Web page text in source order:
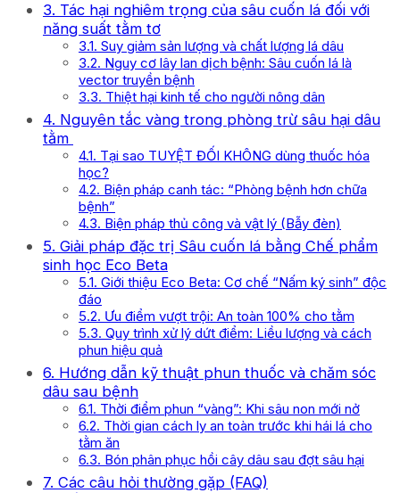
3. Tác hại nghiêm trọng của sâu cuốn lá đối với
năng suất tằm tơ
3.1. Suy giảm sản lượng và chất lượng lá dâu
3.2. Nguy cơ lây lan dịch bệnh: Sâu cuốn lá là
vector truyền bệnh
3.3. Thiệt hại kinh tế cho người nông dân
4. Nguyên tắc vàng trong phòng trừ sâu hại dâu
tằm
4.1. Tại sao TUYỆT ĐỐI KHÔNG dùng thuốc hóa
học?
4.2. Biện pháp canh tác: “Phòng bệnh hơn chữa
bệnh”
4.3. Biện pháp thủ công và vật lý (Bẫy đèn)
5. Giải pháp đặc trị Sâu cuốn lá bằng Chế phẩm
sinh học Eco Beta
5.1. Giới thiệu Eco Beta: Cơ chế “Nấm ký sinh” độc
đáo
5.2. Ưu điểm vượt trội: An toàn 100% cho tằm
5.3. Quy trình xử lý dứt điểm: Liều lượng và cách
phun hiệu quả
6. Hướng dẫn kỹ thuật phun thuốc và chăm sóc
dâu sau bệnh
6.1. Thời điểm phun “vàng”: Khi sâu non mới nở
6.2. Thời gian cách ly an toàn trước khi hái lá cho
tằm ăn
6.3. Bón phân phục hồi cây dâu sau đợt sâu hại
7. Các câu hỏi thường gặp (FAQ)